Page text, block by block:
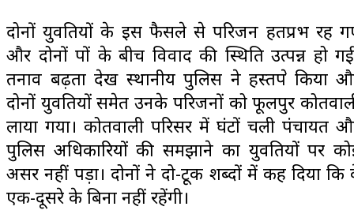
दोनों युवतियों के इस फैसले से परिजन हतप्रभ रह
और दोनों पक्षों के बीच विवाद की स्थिति उत्पन्न हो
तनाव बढ़ता देख स्थानीय पुलिस ने हस्तक्षेप किया
दोनों युवतियों समेत उनके परिजनों को फूलपुर
लाया गया। कोतवाली परिसर में घंटों चली पंचायत
पुलिस अधिकारियों की समझाने का युवतियों पर
असर नहीं पड़ा। दोनों ने दो-टूक शब्दों में कह दिया कि
एक-दूसरे के बिना नहीं रहेंगी।